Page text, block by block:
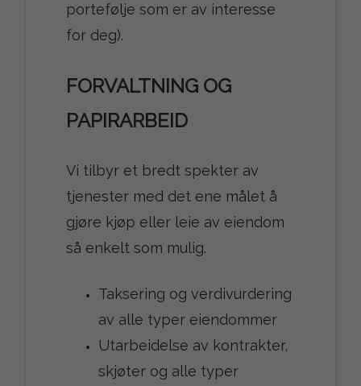
portefølje som er av interesse
for deg).
FORVALTNING OG
PAPIRARBEID
Vi tilbyr et bredt spekter av
tjenester med det ene målet å
gjøre kjøp eller leie av eiendom
så enkelt som mulig.
Taksering og verdivurdering
av alle typer eiendommer
Utarbeidelse av kontrakter,
skjøter og alle typer